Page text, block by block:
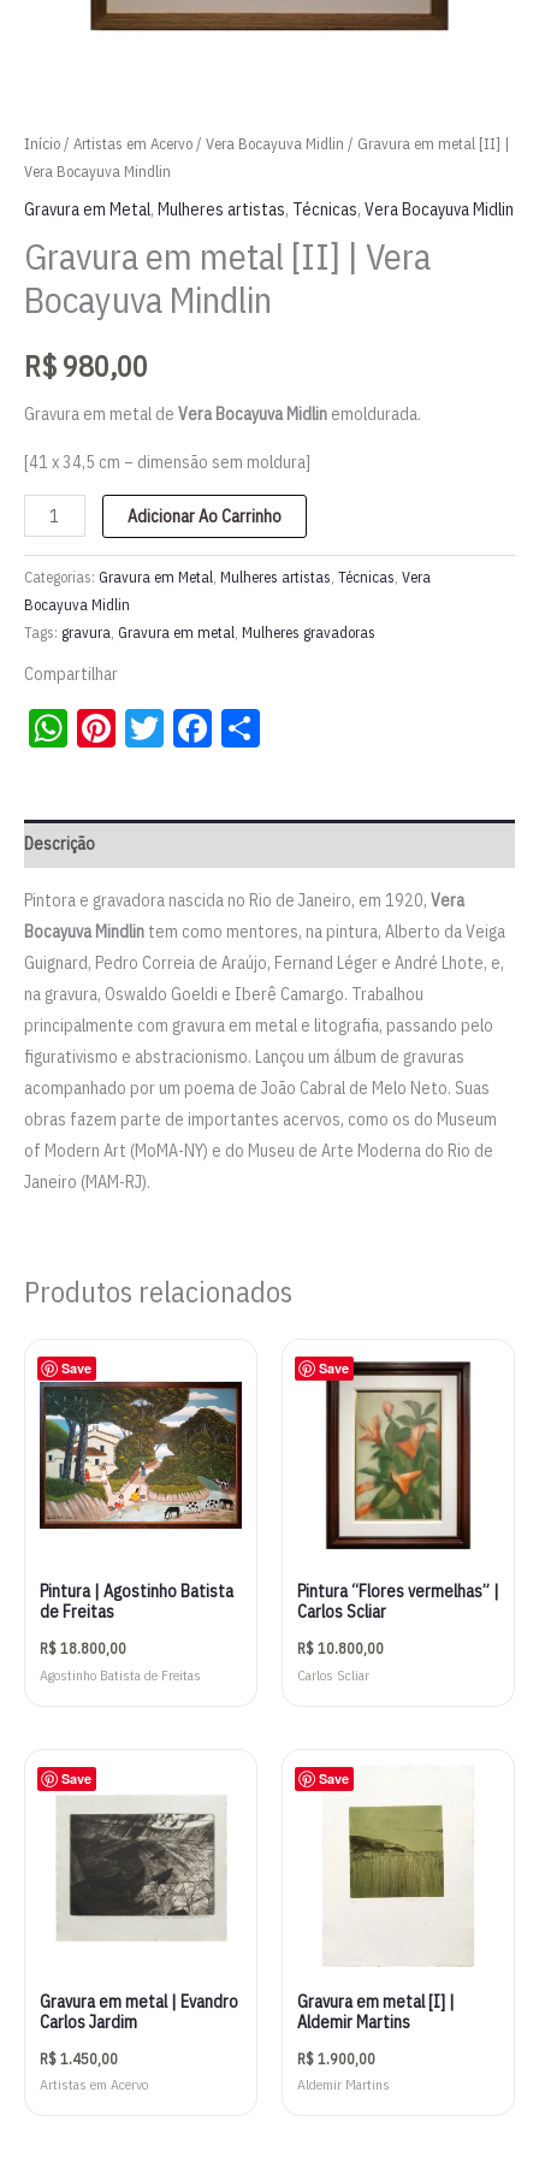
Início/ Artistas em Acervo/ Vera Bocayuva Midlin / Gravura em metal [II] |
Vera Bocayuva Mindlin
Gravura em Metal, Mulheres artistas, Técnicas, Vera Bocayuva Midlin
Gravura em metal [II] | Vera
Bocayuva Mindlin
R$980,00
Gravura em metal de Vera Bocayuva Midlin emoldurada.
[41 x 34,5 cm – dimensão sem moldura]
Gravura
em
metal
[II]
|
Vera
Mindlin
Adicionar Ao Carrinho
Categorias: Gravura em Metal, Mulheres artistas, Técnicas, Vera
Bocayuva Midlin
Tags: gravura, Gravura em metal, Mulheres gravadoras
Compartilhar
WhatsApp
Pinterest
TwitterFacebook
Descrição
Pintora e gravadora nascida no Rio de Janeiro, em 1920, Vera
Bocayuva Mindlin tem como mentores, na pintura, Alberto da Veiga
Guignard, Pedro Correia de Araújo, Fernand Léger e André Lhote, e,
na gravura, Oswaldo Goeldi e Iberê Camargo. Trabalhou
principalmente com gravura em metal e litografia, passando pelo
figurativismo e abstracionismo. Lançou um álbum de gravuras
acompanhado por um poema de João Cabral de Melo Neto. Suas
obras fazem parte de importantes acervos, como os do Museum
of Modern Art (MoMA-NY) e do Museu de Arte Moderna do Rio de
Janeiro (MAM-RJ).
Produtos relacionados
Save
Pintura | Agostinho Batista
de Freitas
R$18.800,00
Agostinho Batista de Freitas
Save
Pintura “Flores vermelhas” |
Carlos Scliar
R$10.800,00
Carlos Scliar
Save
Gravura em metal | Evandro
Carlos Jardim
R$1.450,00
Artistas em Acervo
Save
Gravura em metal [I] |
Aldemir Martins
R$1.900,00
Aldemir Martins